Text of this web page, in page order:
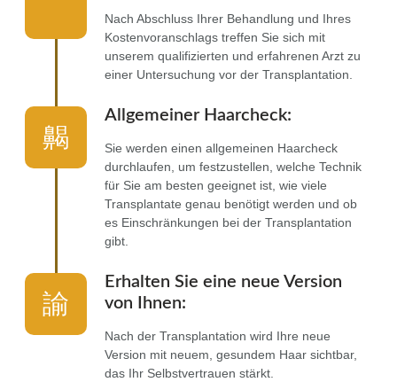
Nach Abschluss Ihrer Behandlung und Ihres
Kostenvoranschlags treffen Sie sich mit
unserem qualifizierten und erfahrenen Arzt zu
einer Untersuchung vor der Transplantation.
Allgemeiner Haarcheck:
Sie werden einen allgemeinen Haarcheck
durchlaufen, um festzustellen, welche Technik
für Sie am besten geeignet ist, wie viele
Transplantate genau benötigt werden und ob
es Einschränkungen bei der Transplantation
gibt.
Erhalten Sie eine neue Version
von Ihnen:
Nach der Transplantation wird Ihre neue
Version mit neuem, gesundem Haar sichtbar,
das Ihr Selbstvertrauen stärkt.